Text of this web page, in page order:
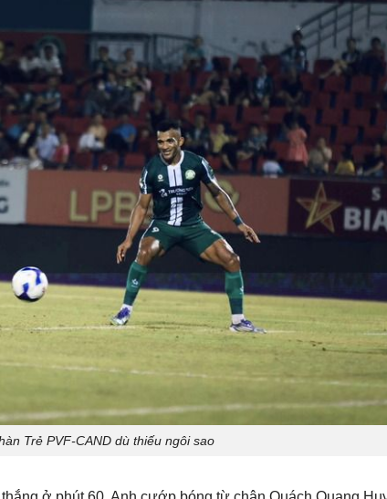
Trẻ PVF-CAND dù thiếu ngôi sao